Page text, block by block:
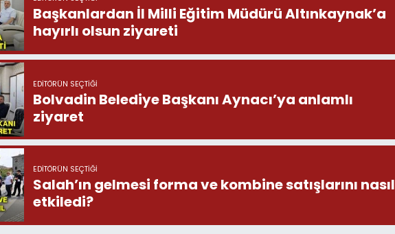
Başkanlardan İl Milli Eğitim Müdürü Altınkaynak’a
hayırlı olsun ziyareti
EDITÖRÜN SEÇTIĞI
Bolvadin Belediye Başkanı Aynacı’ya anlamlı
ziyaret
EDITÖRÜN SEÇTIĞI
Salah’ın gelmesi forma ve kombine satışlarını nasıl
etkiledi?